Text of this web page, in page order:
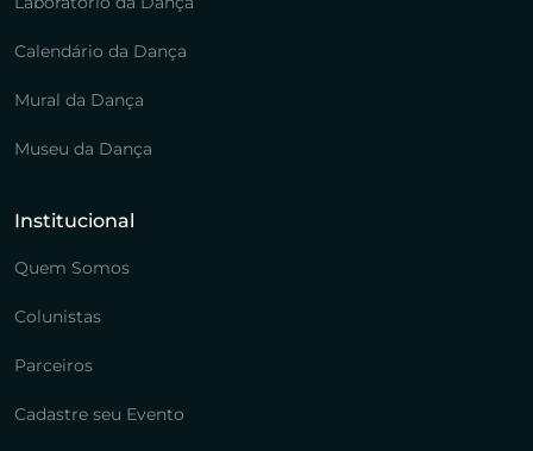
Calendário da Dança
Mural da Dança
Museu da Dança
Institucional
Quem Somos
Colunistas
Parceiros
Cadastre seu Evento